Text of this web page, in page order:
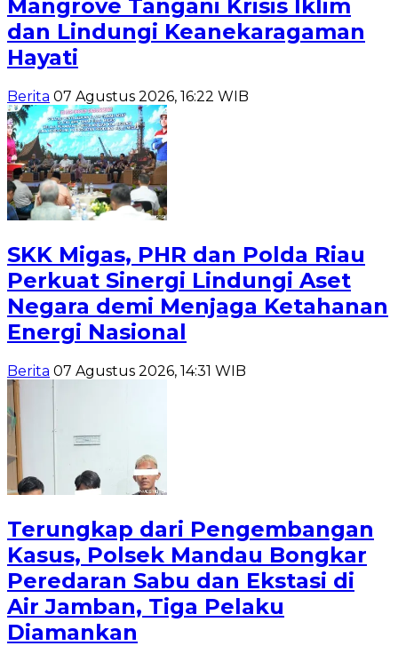
Mangrove Tangani Krisis Iklim
dan Lindungi Keanekaragaman
Hayati
Berita 07 Agustus 2026, 16:22 WIB
SKK Migas, PHR dan Polda Riau
Perkuat Sinergi Lindungi Aset
Negara demi Menjaga Ketahanan
Energi Nasional
Berita 07 Agustus 2026, 14:31 WIB
Terungkap dari Pengembangan
Kasus, Polsek Mandau Bongkar
Peredaran Sabu dan Ekstasi di
Air Jamban, Tiga Pelaku
Diamankan